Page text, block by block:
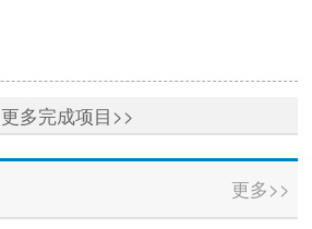
更多完成项目>>
更多>>